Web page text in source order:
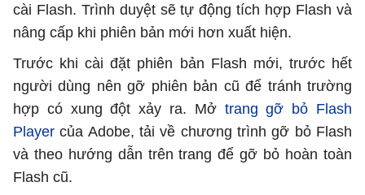
cài Flash. Trình duyệt sẽ tự động tích hợp Flash và
nâng cấp khi phiên bản mới hơn xuất hiện.
Trước khi cài đặt phiên bản Flash mới, trước hết
người dùng nên gỡ phiên bản cũ để tránh trường
hợp có xung đột xảy ra. Mở trang gỡ bỏ Flash
Player của Adobe, tải về chương trình gỡ bỏ Flash
và theo hướng dẫn trên trang để gỡ bỏ hoàn toàn
Flash cũ.